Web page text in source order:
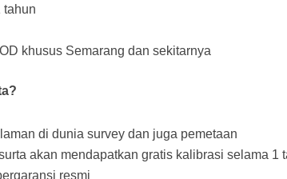
tahun
khusus Semarang dan sekitarnya
di dunia survey dan juga pemetaan
akan mendapatkan gratis kalibrasi selama 1
resmi